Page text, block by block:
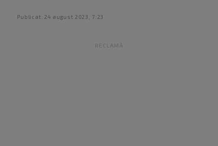
Publicat: 24 august 2023, 7:23
RECLAMĂ